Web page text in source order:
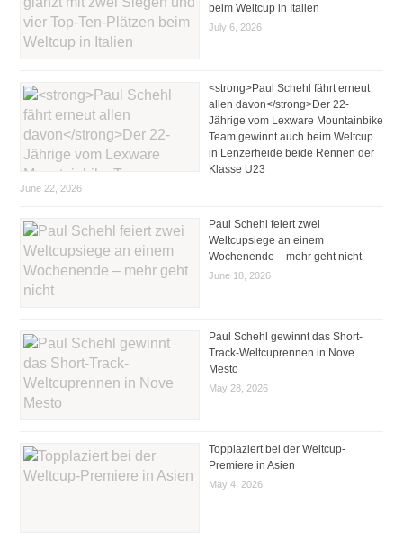
beim Weltcup in Italien
July 6, 2026
<strong>Paul Schehl fährt erneut
allen davon</strong>Der 22-
Jährige vom Lexware Mountainbike
Team gewinnt auch beim Weltcup
in Lenzerheide beide Rennen der
Klasse U23
June 22, 2026
Paul Schehl feiert zwei
Weltcupsiege an einem
Wochenende – mehr geht nicht
June 18, 2026
Paul Schehl gewinnt das Short-
Track-Weltcuprennen in Nove
Mesto
May 28, 2026
Topplaziert bei der Weltcup-
Premiere in Asien
May 4, 2026